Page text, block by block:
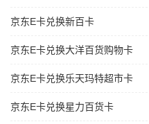
京东E卡兑换新百卡
京东E卡兑换大洋百货购物卡
京东E卡兑换乐天玛特超市卡
京东E卡兑换星力百货卡